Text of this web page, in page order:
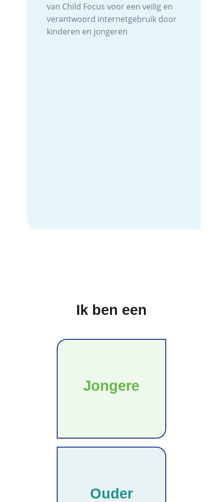
van Child Focus voor een veilig en
verantwoord internetgebruik door
kinderen en jongeren
Ik ben een
Jongere
Ouder